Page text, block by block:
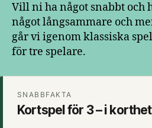
Vill ni ha något snabbt och
något långsammare och
går vi igenom klassiska
för tre spelare.
SNABBFAKTA
Kortspel för 3 – i korthet